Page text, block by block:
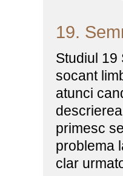
19.
Studiul 19
socant
atunci
primesc
problema
clar